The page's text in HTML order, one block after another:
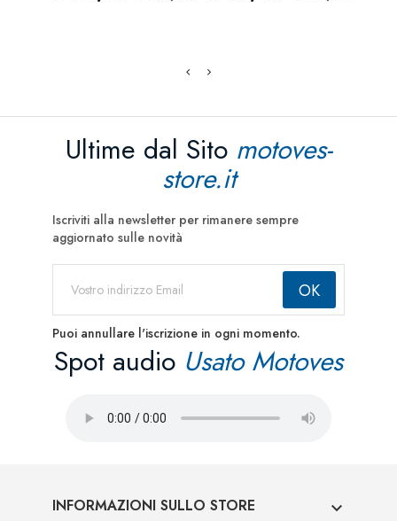
Ultime dal Sito motoves-
store.it
Iscriviti alla newsletter per rimanere sempre
aggiornato sulle novità
Puoi annullare l'iscrizione in ogni momento.
Spot audio Usato Motoves
INFORMAZIONI SULLO STORE 